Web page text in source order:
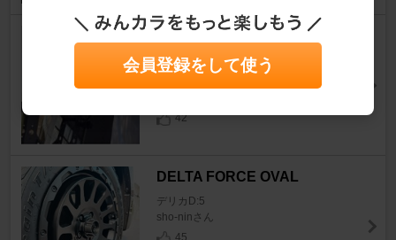
X-Fang Modified Rear Deflect
or Type２
42
DELTA FORCE OVAL
デリカD:5
sho-ninさん
会員登録をして使う